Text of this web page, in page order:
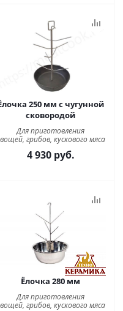
250 мм с чугунной
сковородой
Для приготовления
грибов, кускового мяса
4 930руб.
Ёлочка 280 мм
Для приготовления
грибов, кускового мяса